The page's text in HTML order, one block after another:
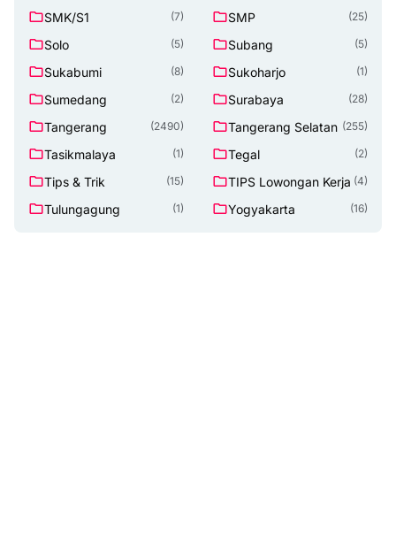
SMK/S1 (7) SMP (25)
Solo (5) Subang (5)
Sukabumi (8) Sukoharjo (1)
Sumedang (2) Surabaya (28)
Tangerang (2490) Tangerang Selatan (255)
Tasikmalaya (1) Tegal (2)
Tips & Trik (15) TIPS Lowongan Kerja (4)
Tulungagung (1) Yogyakarta (16)